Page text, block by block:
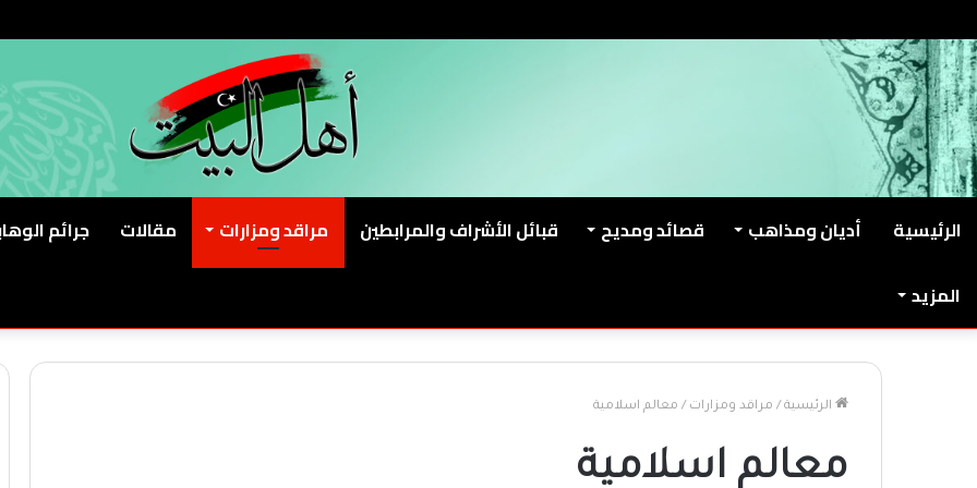
الرئيسية أديان ومذاهب قصائد ومديح قبائل الأشراف والمرابطين مراقد ومزارات مقالات جرائم
المزيد
الرئيسية / مراقد ومزارات / معالم اسلامية
معالم اسلامية